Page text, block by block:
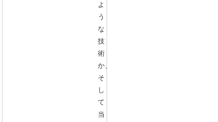
よ
う
な
技
術
か、
そ
し
て
当